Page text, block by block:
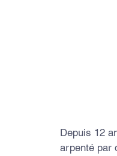
Depuis 12
arpenté par